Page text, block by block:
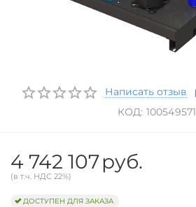
Написать отзыв
КОД: 100549571
4 742 107руб.
(в т.ч. НДС 22%)
ДОСТУПЕН ДЛЯ ЗАКАЗА